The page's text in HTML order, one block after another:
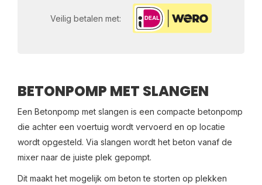
BETONPOMP MET SLANGEN
Een Betonpomp met slangen is een compacte betonpomp
die achter een voertuig wordt vervoerd en op locatie
wordt opgesteld. Via slangen wordt het beton vanaf de
mixer naar de juiste plek gepompt.
Dit maakt het mogelijk om beton te storten op plekken
Veilig betalen met: